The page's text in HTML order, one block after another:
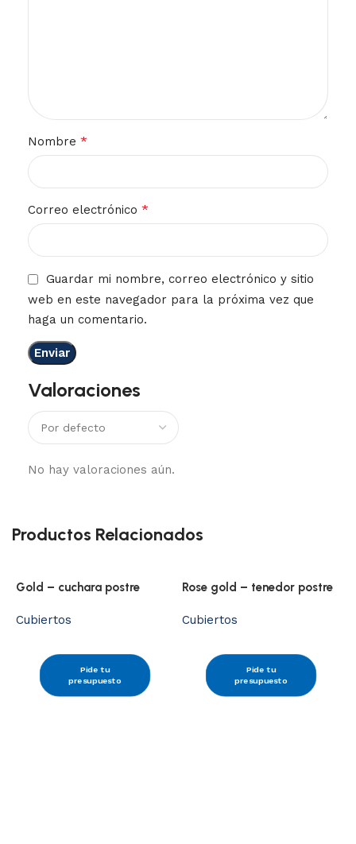
Valoraciones
No hay valoraciones aún.
Nombre *
Correo electrónico *
Guardar mi nombre, correo electrónico y sitio
web en este navegador para la próxima vez que
haga un comentario.
Productos Relacionados
Gold – cuchara postre
Cubiertos
Pide tu
presupuesto
Rose gold – tenedor postre
Cubiertos
Pide tu
presupuesto